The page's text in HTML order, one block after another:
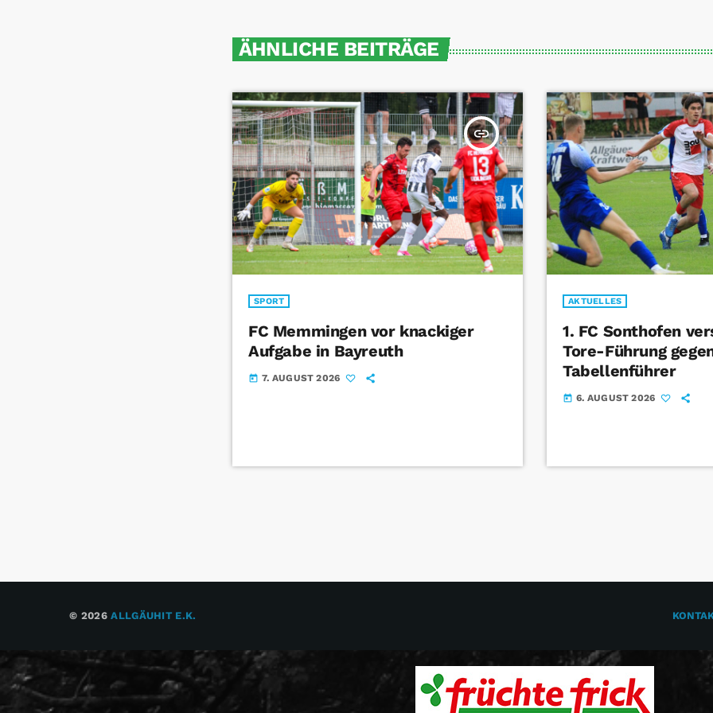
ÄHNLICHE BEITRÄGE
insert_link
SPORT
FC Memmingen vor knackiger
Aufgabe in Bayreuth
today 7. AUGUST 2026
AKTUELLES
1. FC Sonthofen
Tore-Führung
Tabellenführer
today 6. AUGUST 2026
© 2026ALLGÄUHIT E.K.